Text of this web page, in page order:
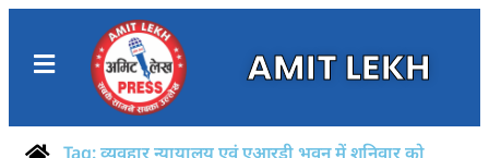
AMIT LEKH
Tag: व्यवहार न्यायालय एवं एआरडी भवन में शनिवार को